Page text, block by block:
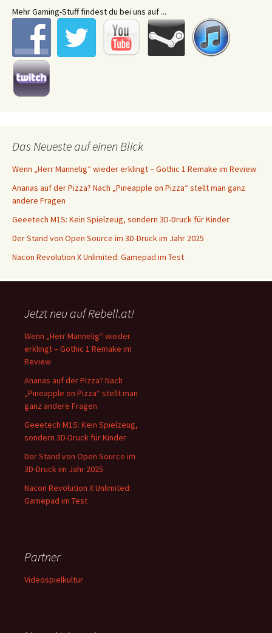
Mehr Gaming-Stuff findest du bei uns auf ...
Das Neueste auf einen Blick
Wenn „Herr Mannelig“ wieder erklingt – Gothic 1 Remake im Review
Ananas auf der Pizza? Nach „Pineapple on Pizza“ stellt man ganz
andere Fragen
Geeetech M1S: Kein Spielzeug, sondern 3D-Druck für Kinder
Der Stand von Open Source im 3D-Druck im Jahr 2025
Nacon Revolution X Unlimited: Gamepad im Test
Jetzt neu auf Rebell.at!
Wenn „Herr Mannelig“ wieder
erklingt – Gothic 1 Remake im
Review
Ananas auf der Pizza? Nach
„Pineapple on Pizza“ stellt man
ganz andere Fragen
Geeetech M1S: Kein Spielzeug,
sondern 3D-Druck für Kinder
Der Stand von Open Source im
3D-Druck im Jahr 2025
Nacon Revolution X Unlimited:
Gamepad im Test
Partner
Videospielkultur